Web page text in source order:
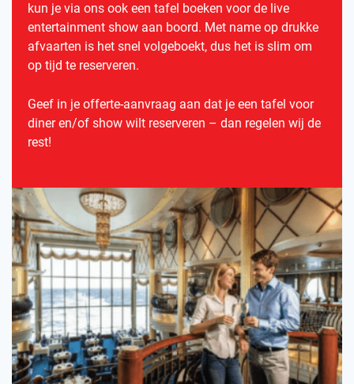
kun je via ons ook een tafel boeken voor de live
entertainment show aan boord. Met name op drukke
afvaarten is het snel volgeboekt, dus het is slim om
op tijd te reserveren.
Geef in je offerte-aanvraag aan dat je een tafel voor
diner en/of show wilt reserveren – dan regelen wij de
rest!